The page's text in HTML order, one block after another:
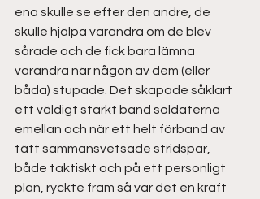
ena skulle se efter den andre, de
skulle hjälpa varandra om de blev
sårade och de fick bara lämna
varandra när någon av dem (eller
båda) stupade. Det skapade såklart
ett väldigt starkt band soldaterna
emellan och när ett helt förband av
tätt sammansvetsade stridspar,
både taktiskt och på ett personligt
plan, ryckte fram så var det en kraft